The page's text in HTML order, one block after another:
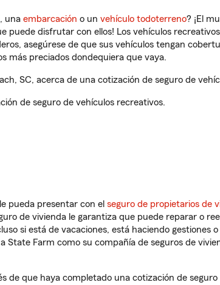
, una embarcación o un vehículo todoterreno? ¡El
puede disfrutar con ellos! Los vehículos
asegúrese de que sus vehículos tengan
más preciados dondequiera que vaya.
SC, acerca de una cotización de seguro de
de seguro de vehículos recreativos.
pueda presentar con el seguro de propietarios de
de vivienda le garantiza que puede reparar o
si está de vacaciones, está haciendo gestiones
State Farm como su compañía de seguros de
de que haya completado una cotización de